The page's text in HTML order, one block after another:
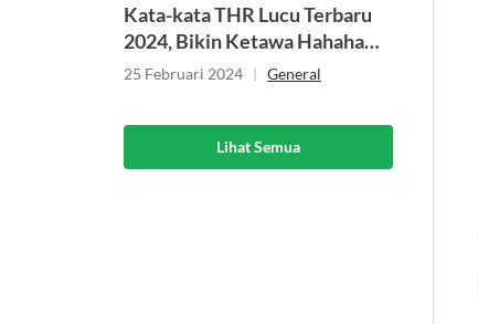
Kata-kata THR Lucu Terbaru
2024, Bikin Ketawa Hahaha…
25 Februari 2024 | General
Lihat Semua